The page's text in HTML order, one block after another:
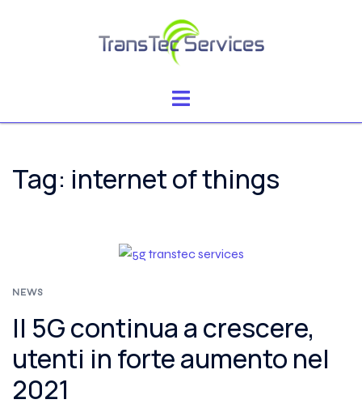
Mostra/Nascondi
Tag: internet of things
NEWS
Il 5G continua a crescere,
utenti in forte aumento nel
2021